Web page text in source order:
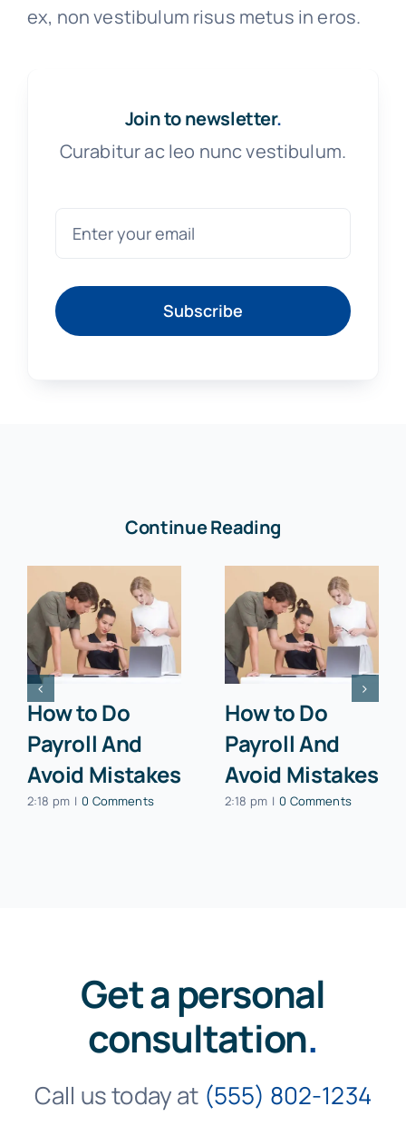
ex, non vestibulum risus metus in eros.
Join to newsletter.
Curabitur ac leo nunc vestibulum.
Subscribe
Continue Reading
How to Do
Payroll And
Avoid Mistakes
2:18 pm | 0 Comments
How to Do
Payroll And
Avoid Mistakes
2:18 pm | 0 Comments
Get a personal
consultation.
Call us today at (555) 802-1234